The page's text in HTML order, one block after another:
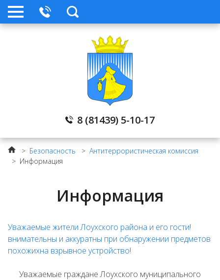
8 (81439) 5-10-17
> Безопасность > Антитеррористическая комиссия
> Информация
Информация
Уважаемые жители Лоухского района и его гости!
внимательны и аккуратны при обнаружении предметов
похожихна взрывное устройство!
Уважаемые граждане Лоухского муниципального